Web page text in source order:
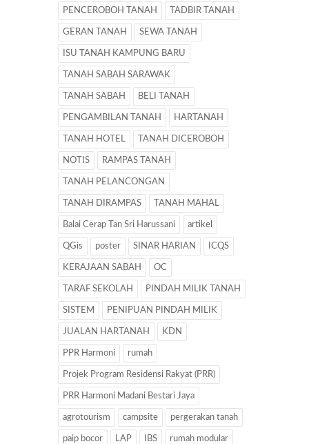
PENCEROBOH TANAH TADBIR TANAH
GERAN TANAH SEWA TANAH
ISU TANAH KAMPUNG BARU
TANAH SABAH SARAWAK
TANAH SABAH BELI TANAH
PENGAMBILAN TANAH HARTANAH
TANAH HOTEL TANAH DICEROBOH
NOTIS RAMPAS TANAH
TANAH PELANCONGAN
TANAH DIRAMPAS TANAH MAHAL
Balai Cerap Tan Sri Harussani artikel
QGis poster SINAR HARIAN ICQS
KERAJAAN SABAH OC
TARAF SEKOLAH PINDAH MILIK TANAH
SISTEM PENIPUAN PINDAH MILIK
JUALAN HARTANAH KDN
PPR Harmoni rumah
Projek Program Residensi Rakyat (PRR)
PRR Harmoni Madani Bestari Jaya
agrotourism campsite pergerakan tanah
paip bocor LAP IBS rumah modular